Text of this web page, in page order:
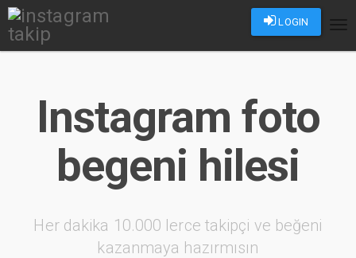
LOGIN
Instagram foto
begeni hilesi
Her dakika 10.000 lerce takipçi ve beğeni
kazanmaya hazırmısın